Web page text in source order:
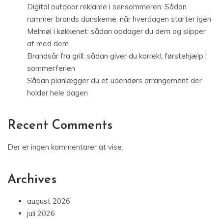
Digital outdoor reklame i sensommeren: Sådan
rammer brands danskerne, når hverdagen starter igen
Melmøl i køkkenet: sådan opdager du dem og slipper
af med dem
Brandsår fra grill: sådan giver du korrekt førstehjælp i
sommerferien
Sådan planlægger du et udendørs arrangement der
holder hele dagen
Recent Comments
Der er ingen kommentarer at vise.
Archives
august 2026
juli 2026